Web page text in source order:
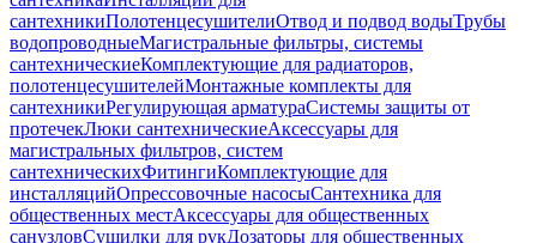
сантехникиПолотенцесушителиОтвод и подвод водыТрубы
водопроводныеМагистральные фильтры, системы
сантехническиеКомплектующие для радиаторов,
полотенцесушителейМонтажные комплекты для
сантехникиРегулирующая арматураСистемы защиты от
протечекЛюки сантехническиеАксессуары для
магистральных фильтров, систем
сантехническихФитингиКомплектующие для
инсталляцийОпрессовочные насосыСантехника для
общественных местАксессуары для общественных
санузловСушилки для рукДозаторы для общественных